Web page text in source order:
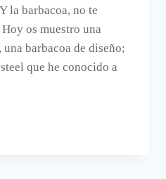
la barbacoa, no te
os muestro una
barbacoa de diseño;
que he conocido a